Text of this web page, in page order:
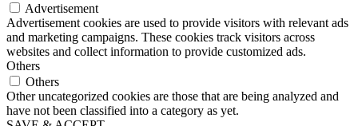
Advertisement
Advertisement cookies are used to provide visitors with relevant ads
and marketing campaigns. These cookies track visitors across
websites and collect information to provide customized ads.
Others
Others
Other uncategorized cookies are those that are being analyzed and
have not been classified into a category as yet.